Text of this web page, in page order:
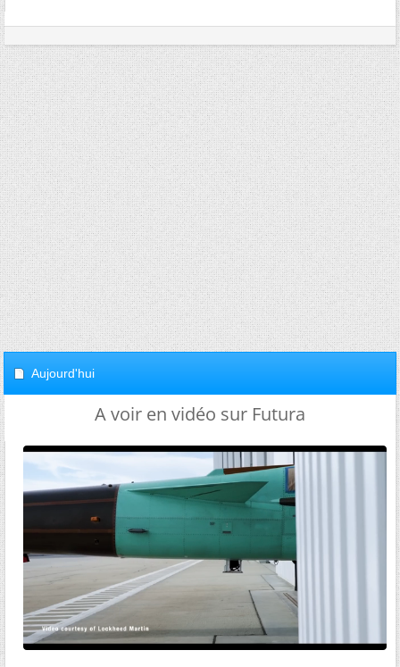
Aujourd'hui
A voir en vidéo sur Futura